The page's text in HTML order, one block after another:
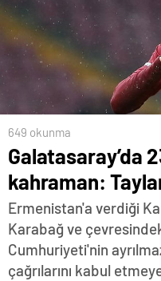
649 okunma
Galatasaray’da
kahraman:
Ermenistan'a verdiği
Karabağ ve
Cumhuriyeti'nin
çağrılarını kabul